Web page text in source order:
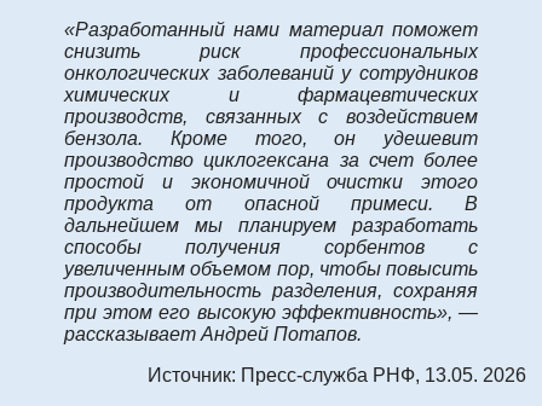
«Разработанный нами материал поможет
снизить риск профессиональных
онкологических заболеваний у сотрудников
химических и фармацевтических
производств, связанных с воздействием
бензола. Кроме того, он удешевит
производство циклогексана за счет более
простой и экономичной очистки этого
продукта от опасной примеси. В
дальнейшем мы планируем разработать
способы получения сорбентов с
увеличенным объемом пор, чтобы повысить
производительность разделения, сохраняя
при этом его высокую эффективность», —
рассказывает Андрей Потапов.
Источник: Пресс-служба РНФ, 13.05. 2026